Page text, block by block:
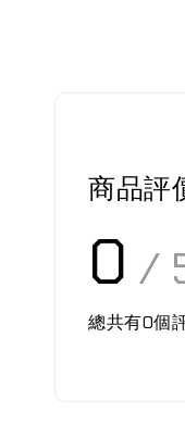
商品評
0 /
總共有0個